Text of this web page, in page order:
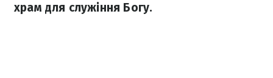
храм для служіння Богу.